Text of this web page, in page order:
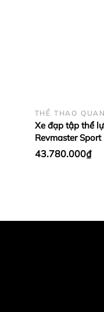
THỂ THAO
Xe đạp tập thể
Revmaster
43.780.000₫